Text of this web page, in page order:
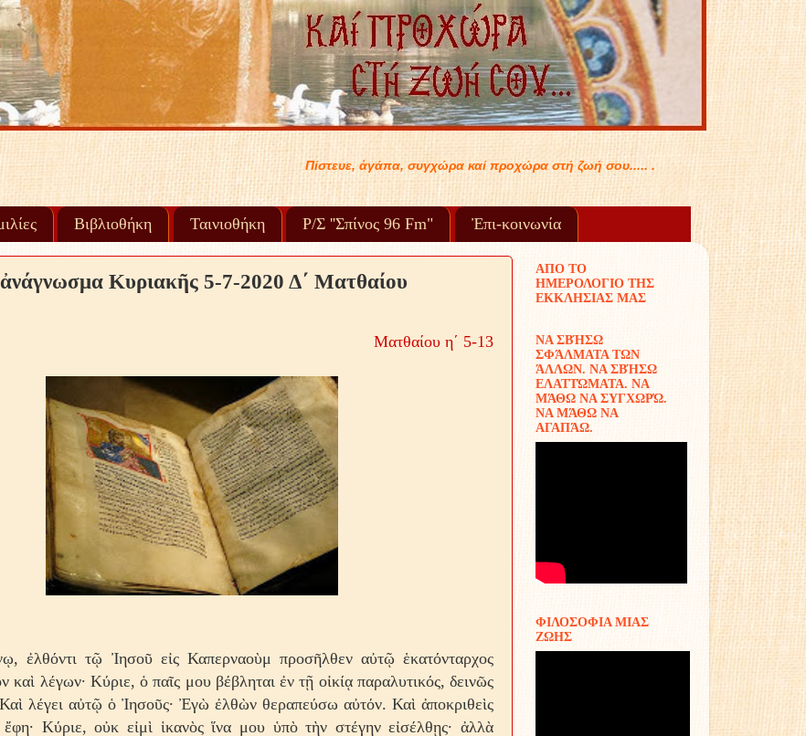
Πίστευε, ἀγάπα, συγχώρα καί προχώρα στή ζωή σου..... .
Βιβλιοθήκη Ταινιοθήκη Ρ/Σ ''Σπίνος 96 Fm" Ἐπι-κοινωνία
Κυριακῆς 5-7-2020 Δ΄ Ματθαίου
Ματθαίου η΄ 5-13
ἐλθόντι τῷ Ἰησοῦ εἰς Καπερναοὺμ προσῆλθεν αὐτῷ ἑκατόνταρχος
καὶ λέγων· Κύριε, ὁ παῖς μου βέβληται ἐν τῇ οἰκίᾳ παραλυτικός, δεινῶς
λέγει αὐτῷ ὁ Ἰησοῦς· Ἐγὼ ἐλθὼν θεραπεύσω αὐτόν. Καὶ ἀποκριθεὶς
ἔφη· Κύριε, οὐκ εἰμὶ ἱκανὸς ἵνα μου ὑπὸ τὴν στέγην εἰσέλθῃς· ἀλλὰ
ΑΠΟ ΤΟ
ΗΜΕΡΟΛΟΓΙΟ ΤΗΣ
ΕΚΚΛΗΣΙΑΣ ΜΑΣ
ΝΑ ΣΒΉΣΩ
ΣΦΆΛΜΑΤΑ ΤΩΝ
ΆΛΛΩΝ. ΝΑ ΣΒΉΣΩ
ΕΛΑΤΤΏΜΑΤΑ. ΝΑ
ΜΆΘΩ ΝΑ ΣΥΓΧΩΡΏ.
ΝΑ ΜΆΘΩ ΝΑ
ΑΓΑΠΆΩ.
ΦΙΛΟΣΟΦΙΑ ΜΙΑΣ
ΖΩΗΣ